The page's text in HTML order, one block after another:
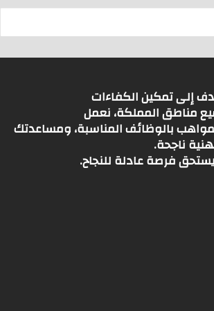
إلى تمكين الكفاءات
مناطق المملكة، نعمل
بالوظائف المناسبة، ومساعدتك
ناجحة.
فرصة عادلة للنجاح.